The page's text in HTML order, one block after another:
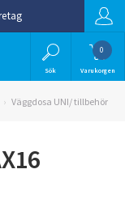
Sök
0
Varukorgen
Väggdosa UNI/ tillbehör